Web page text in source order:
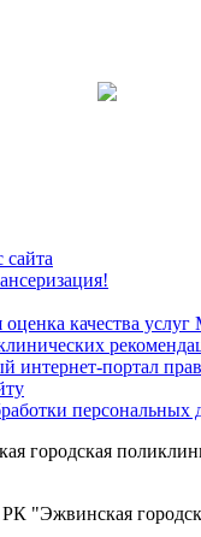
сайта
оценка качества
интернет-портал
персональных
городская
"Эжвинская